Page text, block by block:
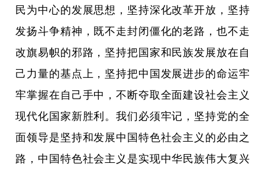
民为中心的发展思想，坚持深化改革开放，坚持
发扬斗争精神，既不走封闭僵化的老路，也不走
改旗易帜的邪路，坚持把国家和民族发展放在自
己力量的基点上，坚持把中国发展进步的命运牢
牢掌握在自己手中，不断夺取全面建设社会主义
现代化国家新胜利。我们必须牢记，坚持党的全
面领导是坚持和发展中国特色社会主义的必由之
路，中国特色社会主义是实现中华民族伟大复兴